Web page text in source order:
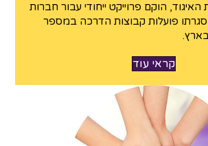
האיגוד, הוקם פרוייקט ייחודי עבור חברות
פועלות קבוצות הדרכה במספר
קראי עוד